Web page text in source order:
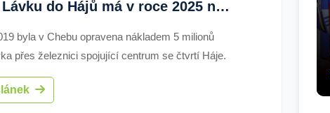
Cheb: Lávku do Hájů má v roce 2025 nahradit most (TV Západ)
byla v Chebu opravena nákladem 5 milionů
přes železnici spojující centrum se čtvrtí Háje.
pětiletý provoz bude v příštím roce končit a
řeší, cos lávkou dál.